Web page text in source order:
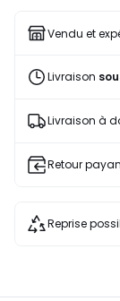
Vendu et
Livraison
Livraison à
Retour
Reprise